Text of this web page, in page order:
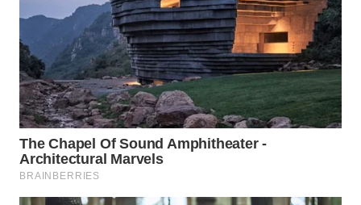
TAPANULI
WN
SAMOSIR
WN
PADANG
LAWAS